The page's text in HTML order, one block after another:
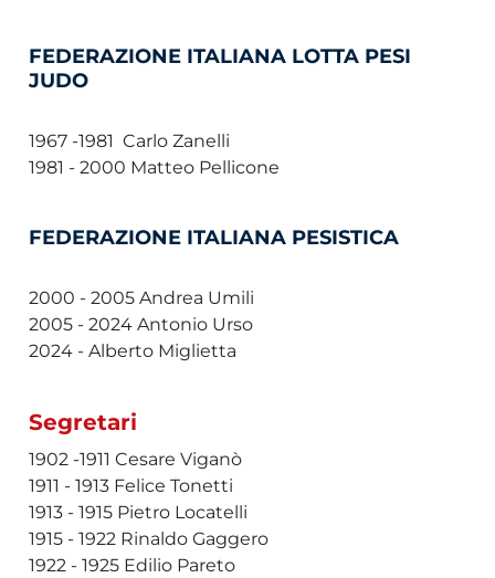
FEDERAZIONE ITALIANA LOTTA PESI
JUDO
1967 -1981 Carlo Zanelli
1981 - 2000 Matteo Pellicone
FEDERAZIONE ITALIANA PESISTICA
2000 - 2005 Andrea Umili
2005 - 2024 Antonio Urso
2024 - Alberto Miglietta
Segretari
1902 -1911 Cesare Viganò
1911 - 1913 Felice Tonetti
1913 - 1915 Pietro Locatelli
1915 - 1922 Rinaldo Gaggero
1922 - 1925 Edilio Pareto